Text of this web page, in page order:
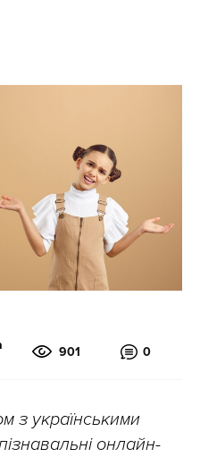
901 0
з українськими
онлайн-